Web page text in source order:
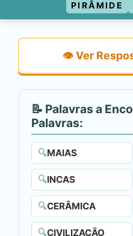
PIRÂMIDE
📝 Palavras a
Palavras:
🔍MAIAS
🔍INCAS
🔍CERÂMICA
🔍CIVILIZAÇÃO